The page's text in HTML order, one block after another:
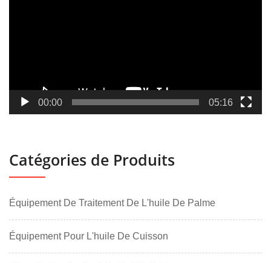
00:00 05:16
Catégories de Produits
Équipement De Traitement De L'huile De Palme
Équipement Pour L'huile De Cuisson